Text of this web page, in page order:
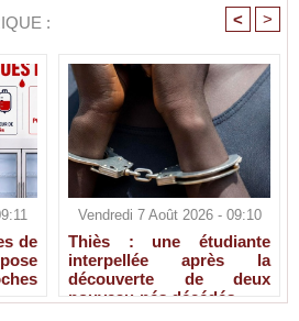
: < >
de
Vendredi 7 Août 2026 - 09:10
Thiès : une étudiante
interpellée après la
découverte de deux
nouveau-nés décédés